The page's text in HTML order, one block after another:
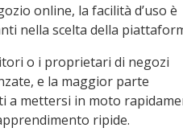
online, la facilità d’uso è
nella scelta della
o i proprietari di negozi
e la maggior parte
a mettersi in moto
ripide.